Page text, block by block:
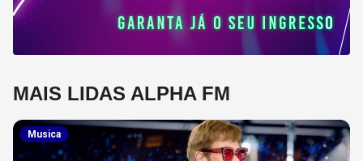
MAIS LIDAS ALPHA FM
Musica